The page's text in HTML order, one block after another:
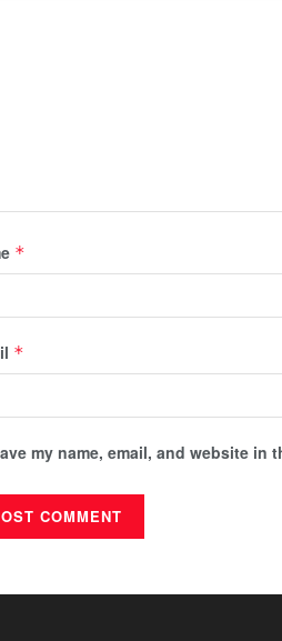
*
*
my name, email, and website in